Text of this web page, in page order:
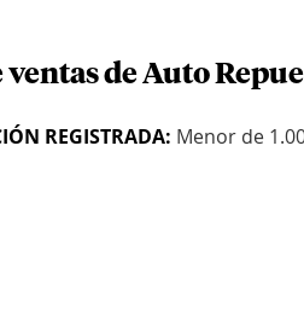
de Auto
REGISTRADA: Menor de